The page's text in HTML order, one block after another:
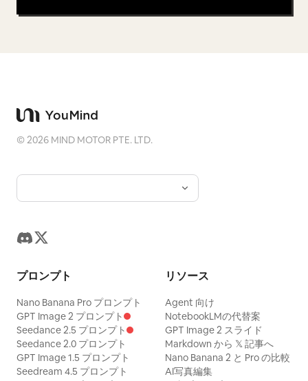
©2026 MIND MOTOR PTE. LTD.
プロンプト
Nano Banana Pro プロンプト
GPT Image 2 プロンプト
Seedance 2.5 プロンプト
Seedance 2.0 プロンプト
GPT Image 1.5 プロンプト
Seedream 4.5 プロンプト
リソース
Agent 向け
NotebookLMの代替案
GPT Image 2 スライド
Markdown から 𝕏 記事へ
Nano Banana 2 と Pro の比較
AI写真編集